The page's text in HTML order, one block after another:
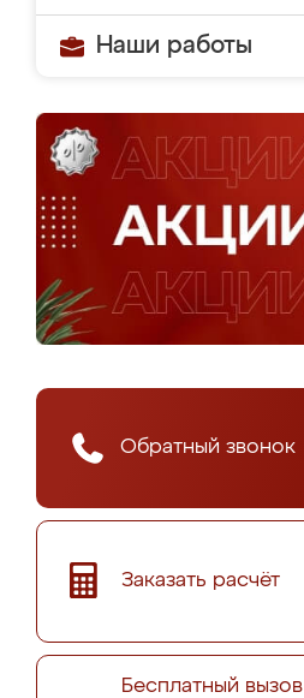
Наши работы
Обратный звонок
Заказать расчёт
Бесплатный вызов